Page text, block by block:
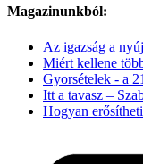
Magazinunkból:
Az igazság a
Miért kellene
Gyorsételek - a
Itt a tavasz –
Hogyan